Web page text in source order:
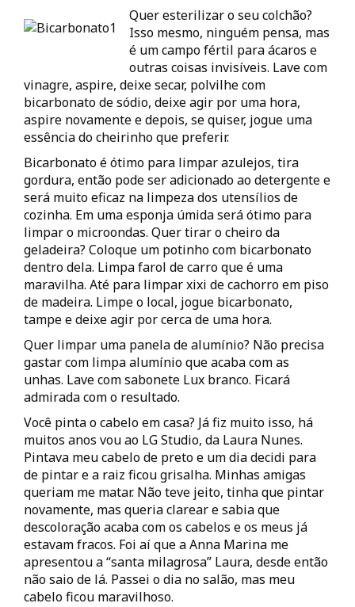
Quer esterilizar o seu colchão?
Isso mesmo, ninguém pensa, mas
é um campo fértil para ácaros e
outras coisas invisíveis. Lave com
vinagre, aspire, deixe secar, polvilhe com
bicarbonato de sódio, deixe agir por uma hora,
aspire novamente e depois, se quiser, jogue uma
essência do cheirinho que preferir.
Bicarbonato é ótimo para limpar azulejos, tira
gordura, então pode ser adicionado ao detergente e
será muito eficaz na limpeza dos utensílios de
cozinha. Em uma esponja úmida será ótimo para
limpar o microondas. Quer tirar o cheiro da
geladeira? Coloque um potinho com bicarbonato
dentro dela. Limpa farol de carro que é uma
maravilha. Até para limpar xixi de cachorro em piso
de madeira. Limpe o local, jogue bicarbonato,
tampe e deixe agir por cerca de uma hora.
Quer limpar uma panela de alumínio? Não precisa
gastar com limpa alumínio que acaba com as
unhas. Lave com sabonete Lux branco. Ficará
admirada com o resultado.
Você pinta o cabelo em casa? Já fiz muito isso, há
muitos anos vou ao LG Studio, da Laura Nunes.
Pintava meu cabelo de preto e um dia decidi para
de pintar e a raiz ficou grisalha. Minhas amigas
queriam me matar. Não teve jeito, tinha que pintar
novamente, mas queria clarear e sabia que
descoloração acaba com os cabelos e os meus já
estavam fracos. Foi aí que a Anna Marina me
apresentou a “santa milagrosa” Laura, desde então
não saio de lá. Passei o dia no salão, mas meu
cabelo ficou maravilhoso.